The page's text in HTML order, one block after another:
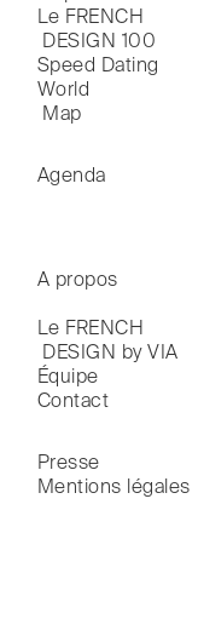
Le FRENCH
DESIGN 100
Speed Dating
World
Map
Agenda
A propos
Le FRENCH
DESIGN by VIA
Équipe
Contact
Presse
Mentions légales